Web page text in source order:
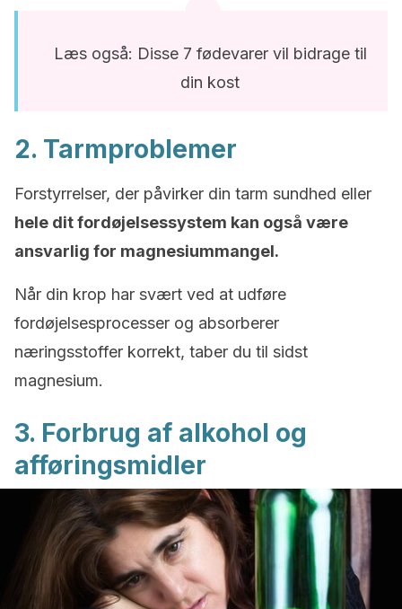
Læs også: Disse 7 fødevarer vil bidrage til
din kost
2. Tarmproblemer
Forstyrrelser, der påvirker din tarm sundhed eller
hele dit fordøjelsessystem kan også være
ansvarlig for magnesiummangel.
Når din krop har svært ved at udføre
fordøjelsesprocesser og absorberer
næringsstoffer korrekt, taber du til sidst
magnesium.
3. Forbrug af alkohol og
afføringsmidler